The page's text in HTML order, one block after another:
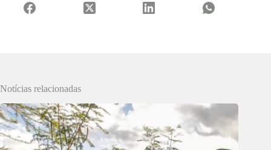
Notícias relacionadas